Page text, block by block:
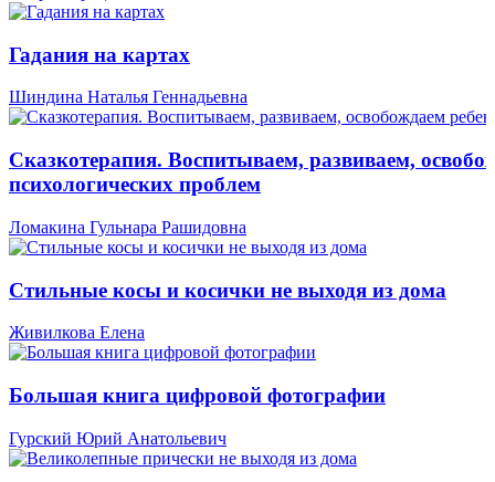
Гадания на картах
Шиндина Наталья Геннадьевна
Сказкотерапия. Воспитываем, развиваем,
психологических проблем
Ломакина Гульнара Рашидовна
Стильные косы и косички не выходя из дома
Живилкова Елена
Большая книга цифровой фотографии
Гурский Юрий Анатольевич